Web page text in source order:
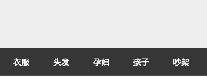
衣服 头发 孕妇 孩子 吵架